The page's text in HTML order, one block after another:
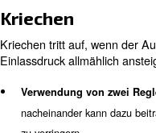
Trotz ihrer
Problemen kommen,
einige häufige
Leckage